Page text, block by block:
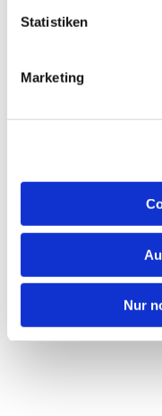
Statistiken
Marketing
Nur
Sie sind herzlich
das Patronatsfest
Proben finden
bei